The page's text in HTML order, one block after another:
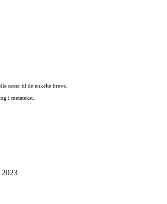
noter til de enkelte breve.
i metatekst.
2023